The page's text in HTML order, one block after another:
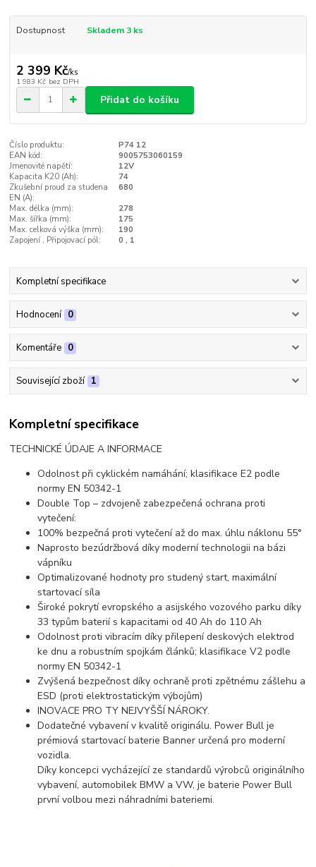
Dostupnost Skladem 3 ks
2 399 Kč/ks
1 983 Kč bez DPH
Přidat do košíku
Číslo produktu:
P74 12
EAN kód:
9005753060159
Jmenovité napětí:
12V
Kapacita K20 (Ah):
74
Zkušební proud za studena
EN (A):
680
Max. délka (mm):
278
Max. šířka (mm):
175
Max. celková výška (mm):
190
Zapojení , Připojovací pól:
0 , 1
Kompletní specifikace
Hodnocení 0
Komentáře 0
Související zboží 1
Kompletní specifikace
TECHNICKÉ ÚDAJE A INFORMACE
Odolnost při cyklickém namáhání; klasifikace E2 podle
normy EN 50342-1
Double Top – zdvojeně zabezpečená ochrana proti
vytečení:
100% bezpečná proti vytečení až do max. úhlu náklonu 55°
Naprosto bezúdržbová díky moderní technologii na bázi
vápníku
Optimalizované hodnoty pro studený start, maximální
startovací síla
Široké pokrytí evropského a asijského vozového parku díky
33 typům baterií s kapacitami od 40 Ah do 110 Ah
Odolnost proti vibracím díky přilepení deskových elektrod
ke dnu a robustním spojkám článků; klasifikace V2 podle
normy EN 50342-1
Zvýšená bezpečnost díky ochraně proti zpětnému zášlehu a
ESD (proti elektrostatickým výbojům)
INOVACE PRO TY NEJVYŠŠÍ NÁROKY.
Dodatečné vybavení v kvalitě originálu. Power Bull je
prémiová startovací baterie Banner určená pro moderní
vozidla.
Díky koncepci vycházející ze standardů výrobců originálního
vybavení, automobilek BMW a VW, je baterie Power Bull
první volbou mezi náhradními bateriemi.